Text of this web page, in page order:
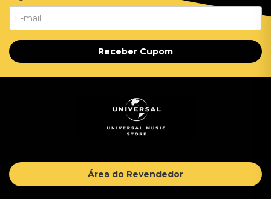
Receber Cupom
Área do Revendedor